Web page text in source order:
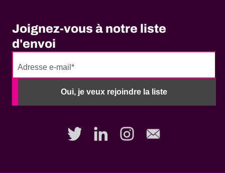
Joignez-vous à notre liste
d'envoi
Oui, je veux rejoindre la liste
No
fill